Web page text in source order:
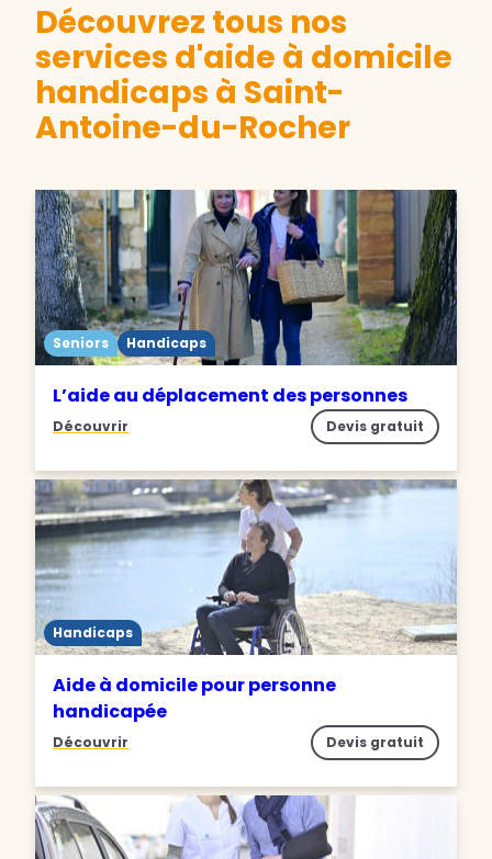
Découvrez tous nos
services d'aide à domicile
handicaps à Saint-
Antoine-du-Rocher
Seniors Handicaps
L’aide au déplacement des personnes
Découvrir Devis gratuit
Handicaps
Aide à domicile pour personne
handicapée
Découvrir Devis gratuit